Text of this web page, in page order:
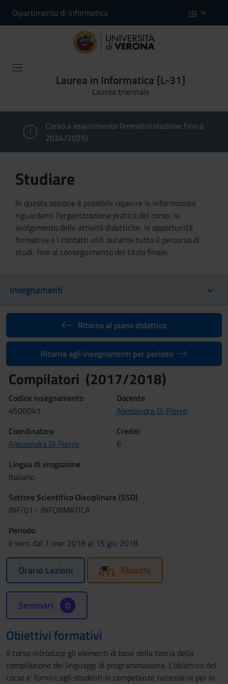
Dipartimento di Informatica ITA
Laurea in Informatica [L-31]
Laurea triennale
Corso a esaurimento (Immatricolazione fino a
2024/2025)
Studiare
In questa sezione è possibile reperire le informazioni
riguardanti l'organizzazione pratica del corso, lo
svolgimento delle attività didattiche, le opportunità
formative e i contatti utili durante tutto il percorso di
studi, fino al conseguimento del titolo finale.
Insegnamenti
Ritorna al piano didattico
Ritorna agli insegnamenti per periodo
Compilatori (2017/2018)
Codice insegnamento
4S00041
Docente
Alessandra Di Pierro
Coordinatore
Alessandra Di Pierro
Crediti
6
Lingua di erogazione
Italiano
Settore Scientifico Disciplinare (SSD)
INF/01 - INFORMATICA
Periodo
II sem. dal 1 mar 2018 al 15 giu 2018.
Orario Lezioni Moodle
Seminari 0
Obiettivi formativi
Il corso introduce gli elementi di base della teoria della
compilazione dei linguaggi di programmazione. L'obiettivo del
corso e' fornire agli studenti le competenze necessarie per lo